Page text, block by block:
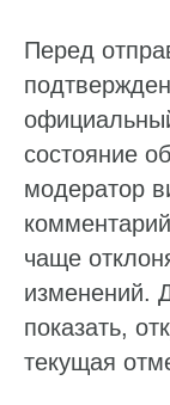
Перед
состояние
модератор
чаще
изменений.
показать,
текущая
Телефон*
Нажимая
ознакомились с
Отправить